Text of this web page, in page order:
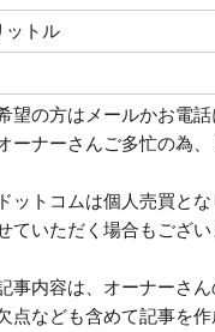
ットル
望の方はメールかお電話
ーナーさんご多忙の為
ットコムは個人売買と
ていただく場合もござい
事内容は、オーナーさ
点なども含めて記事を